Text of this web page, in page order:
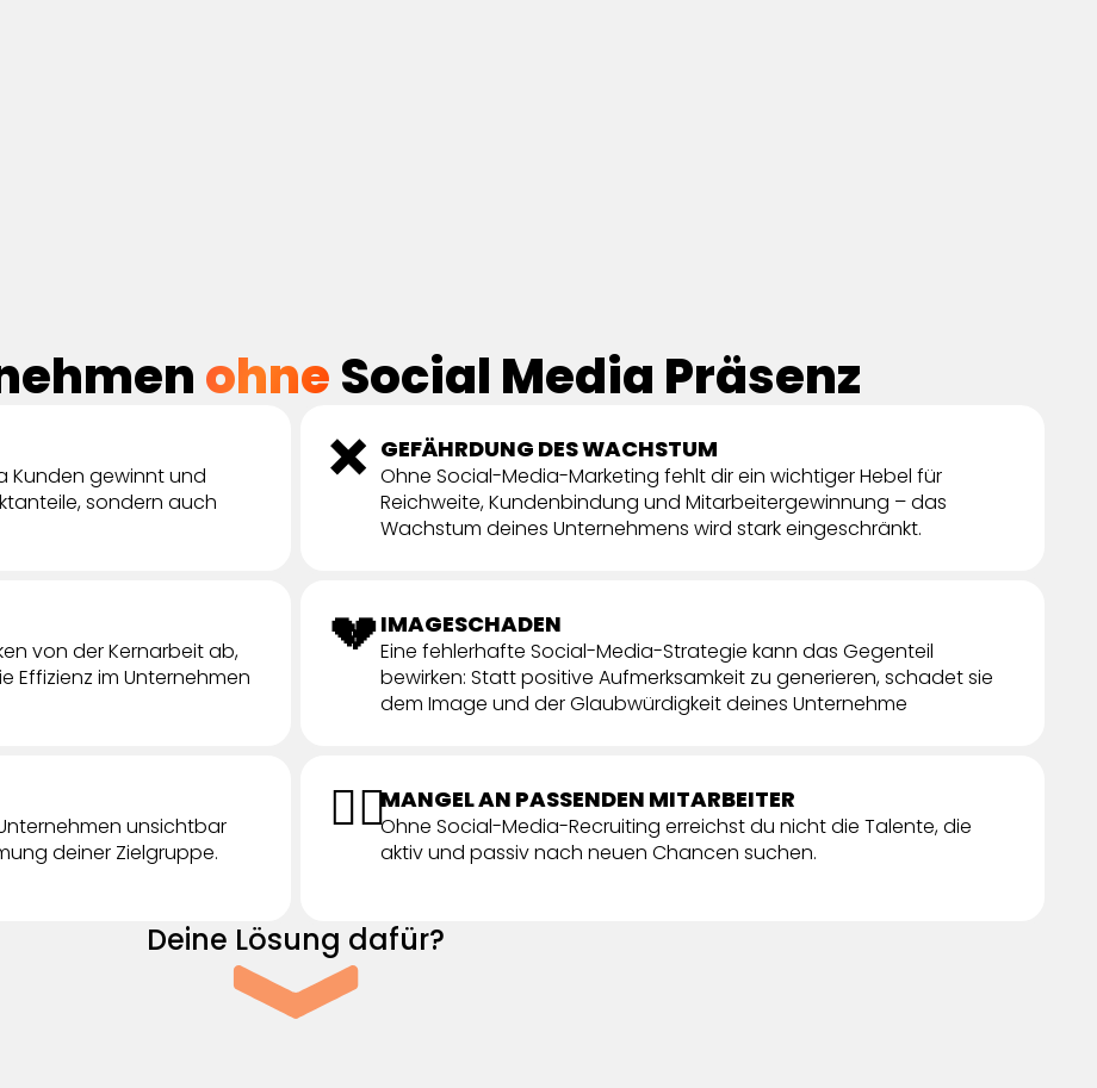
ohneSocial Media Präsenz
Kunden gewinnt und
sondern auch
❌ GEFÄHRDUNG DES WACHSTUM
Ohne Social-Media-Marketing fehlt dir ein wichtiger Hebel für
Reichweite, Kundenbindung und Mitarbeitergewinnung – das
Wachstum deines Unternehmens wird stark eingeschränkt.
von der Kernarbeit ab,
Effizienz im Unternehmen
💔IMAGESCHADEN
Eine fehlerhafte Social-Media-Strategie kann das Gegenteil
bewirken: Statt positive Aufmerksamkeit zu generieren, schadet sie
dem Image und der Glaubwürdigkeit deines Unternehme
unsichtbar
deiner Zielgruppe.
🙅‍♂️MANGEL AN PASSENDEN MITARBEITER
Ohne Social-Media-Recruiting erreichst du nicht die Talente, die
aktiv und passiv nach neuen Chancen suchen.
Deine Lösung dafür?